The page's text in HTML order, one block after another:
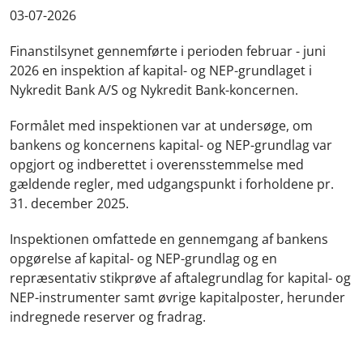
03-07-2026
Finanstilsynet gennemførte i perioden februar - juni
2026 en inspektion af kapital- og NEP-grundlaget i
Nykredit Bank A/S og Nykredit Bank-koncernen.
Formålet med inspektionen var at undersøge, om
bankens og koncernens kapital- og NEP-grundlag var
opgjort og indberettet i overensstemmelse med
gældende regler, med udgangspunkt i forholdene pr.
31. december 2025.
Inspektionen omfattede en gennemgang af bankens
opgørelse af kapital- og NEP-grundlag og en
repræsentativ stikprøve af aftalegrundlag for kapital- og
NEP-instrumenter samt øvrige kapitalposter, herunder
indregnede reserver og fradrag.